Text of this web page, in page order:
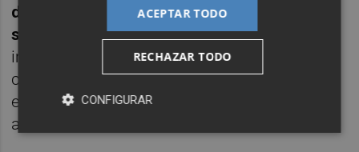
de la temporada ha estado presidido por la
sospecha de la indolencia. Una falta de
implicación surgida a raíz de los incidentes
con algunos aficionados en el exterior del
estadio acaecidos tras el partido de copa
ante el Athletic de Bilbao.
ACEPTAR TODO
RECHAZAR TODO
CONFIGURAR